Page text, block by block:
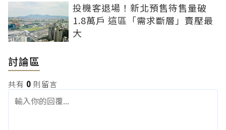
投機客退場！新北預售待售量破
1.8萬戶 這區「需求斷層」賣壓最
大
討論區
共有 0 則留言